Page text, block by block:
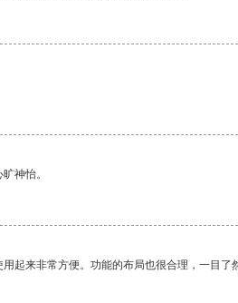
神怡。
起来非常方便。功能的布局也很合理，一目了